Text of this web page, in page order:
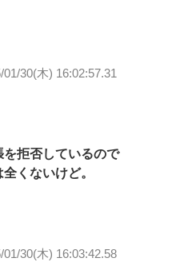
01/30(木) 16:02:57.31
拒否しているので
くないけど。
01/30(木) 16:03:42.58